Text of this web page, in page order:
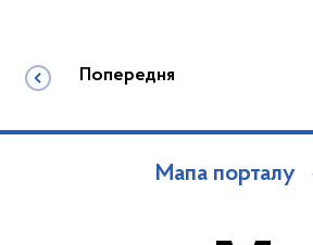
Попередня
Мапа порталу